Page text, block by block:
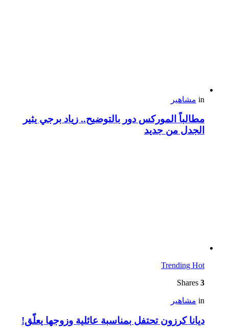
in مشاهير
مطالباً الموركس دور بالتوضيح.. زياد برجي يثير
الجدل من جديد
Trending Hot
3
in مشاهير
ديانا كرزون تحتفل بمناسبة عائلية وزوجها يعلّق!